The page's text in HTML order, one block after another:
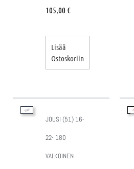
105,00 €
Lisää
Ostoskoriin
JOUSI (51) 16-
22- 180
VALKOINEN